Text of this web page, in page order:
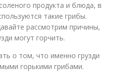
продукта и блюда, в
такие грибы.
рассмотрим причины,
могут горчить.
о том, что именно грузди
горькими грибами.